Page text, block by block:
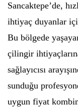
Sancaktepe’de,
ihtiyaç duyanlar
Bu bölgede
çilingir
sağlayıcısı
sunduğu
uygun fiyat